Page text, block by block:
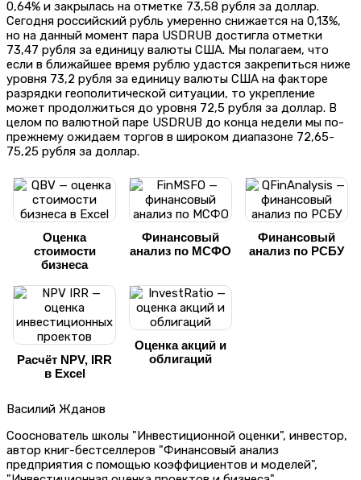
0,64% и закрылась на отметке 73,58 рубля за доллар.
Сегодня российский рубль умеренно снижается на 0,13%,
но на данный момент пара USDRUB достигла отметки
73,47 рубля за единицу валюты США. Мы полагаем, что
если в ближайшее время рублю удастся закрепиться ниже
уровня 73,2 рубля за единицу валюты США на факторе
разрядки геополитической ситуации, то укрепление
может продолжиться до уровня 72,5 рубля за доллар. В
целом по валютной паре USDRUB до конца недели мы по-
прежнему ожидаем торгов в широком диапазоне 72,65-
75,25 рубля за доллар.
Оценка
стоимости
бизнеса
Финансовый
анализ по МСФО
Финансовый
анализ по РСБУ
Расчёт NPV, IRR
в Excel
Оценка акций и
облигаций
Василий Жданов
Сооснователь школы "Инвестиционной оценки", инвестор,
автор книг-бестселлеров "Финансовый анализ
предприятия с помощью коэффициентов и моделей",